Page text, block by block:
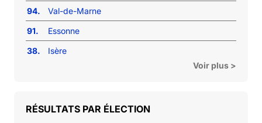
94.
Val-de-Marne
91.
Essonne
38.
Isère
Voir plus >
RÉSULTATS PAR ÉLECTION